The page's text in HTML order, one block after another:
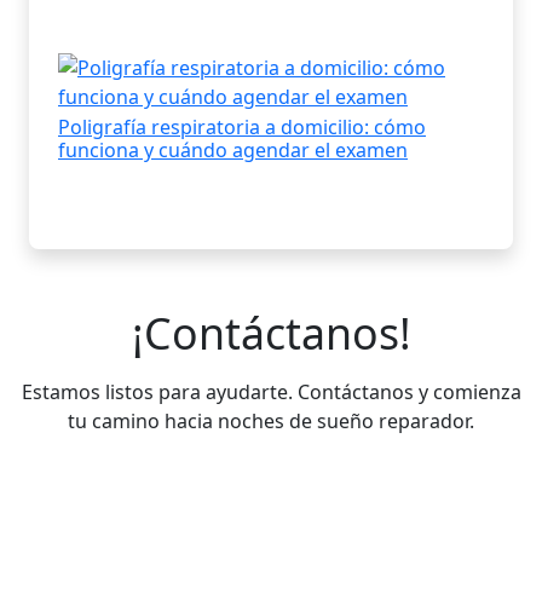
Poligrafía respiratoria a domicilio: cómo
funciona y cuándo agendar el examen
¡Contáctanos!
Estamos listos para ayudarte. Contáctanos y comienza
tu camino hacia noches de sueño reparador.